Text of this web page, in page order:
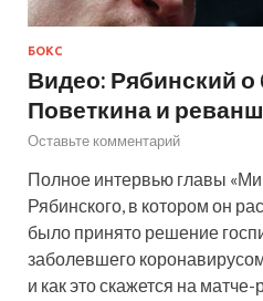
БОКС
Видео: Рябинский о
Поветкина и
Оставьте комментарий
Полное интервью главы
Рябинского, в котором он
было принято решение
заболевшего
и как это скажется на